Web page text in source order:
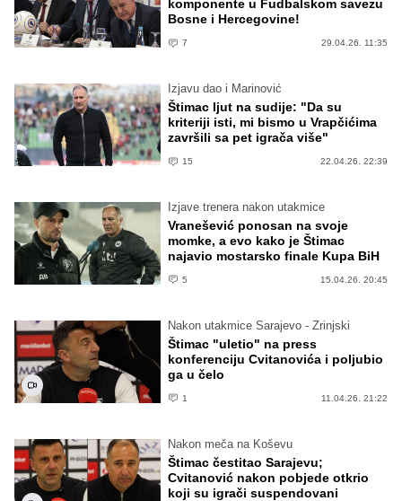
komponente u Fudbalskom savezu
Bosne i Hercegovine!
7 29.04.26. 11:35
Izjavu dao i Marinović
Štimac ljut na sudije: "Da su
kriteriji isti, mi bismo u Vrapčićima
završili sa pet igrača više"
15 22.04.26. 22:39
Izjave trenera nakon utakmice
Vranešević ponosan na svoje
momke, a evo kako je Štimac
najavio mostarsko finale Kupa BiH
5 15.04.26. 20:45
Nakon utakmice Sarajevo - Zrinjski
Štimac "uletio" na press
konferenciju Cvitanovića i poljubio
ga u čelo
1 11.04.26. 21:22
Nakon meča na Koševu
Štimac čestitao Sarajevu;
Cvitanović nakon pobjede otkrio
koji su igrači suspendovani